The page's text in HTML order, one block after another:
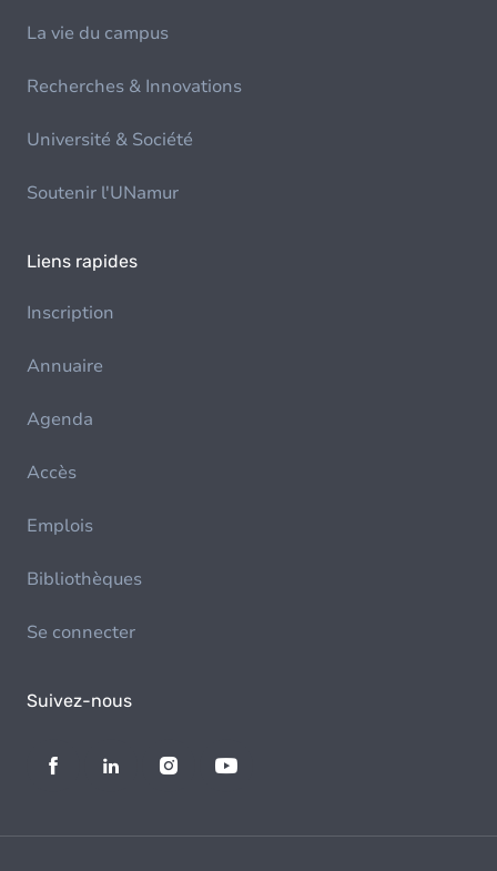
La vie du campus
Recherches & Innovations
Université & Société
Soutenir l'UNamur
Liens rapides
Inscription
Annuaire
Agenda
Accès
Emplois
Bibliothèques
Se connecter
Suivez-nous